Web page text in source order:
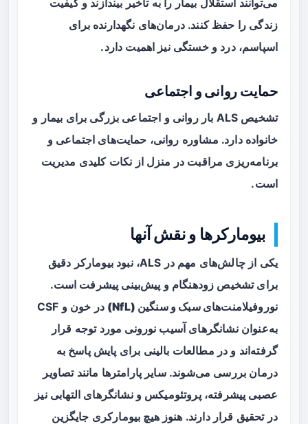
می‌توانند استقلال بیمار را به تأخیر بیندازند و کیفیت
زندگی را حفظ کنند. درمان‌های نگهدارنده برای
اسپاسم، درد و خستگی نیز اهمیت دارد.
حمایت روانی و اجتماعی
تشخیص ALS بار روانی و اجتماعی بزرگی برای بیمار و
خانواده دارد. مشاوره روانی، حمایت‌های اجتماعی و
برنامه‌ریزی مراقبت در منزل از نکات کلیدی مدیریت
است.
بیومارکرها و نقش آنها
یکی از چالش‌های مهم در ALS، نبود بیومارکر دقیق
برای تشخیص زودهنگام و پیش‌بینی پیشرفت است.
نوروفیلامنت‌های سبک و سنگین (NfL)
در خون و CSF
به‌عنوان نشانگرهای آسیب نورونی مورد توجه قرار
گرفته‌اند و در مطالعات بالینی برای پایش پاسخ به
درمان بررسی می‌شوند. سایر پارامترها مانند تصاویر
عصبی پیشرفته، پروتئومیکس و نشانگرهای التهابی نیز
در تحقیق قرار دارند. هنوز هیچ بیومارکری جایگزین